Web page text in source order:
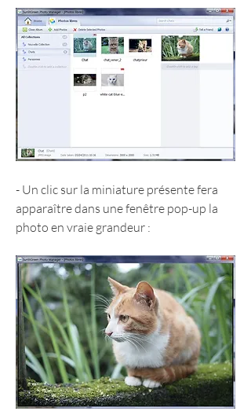
- Un clic sur la miniature présente fera
apparaître dans une fenêtre pop-up la
photo en vraie grandeur :